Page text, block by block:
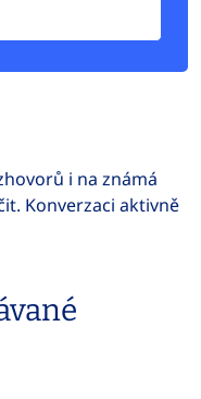
i na známá
Konverzaci aktivně